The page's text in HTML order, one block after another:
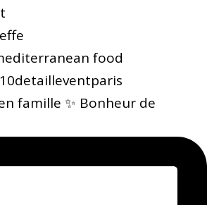
food
famille ✨ Bonheur de